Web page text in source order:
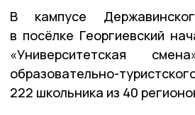
В кампусе
в посёлке Георгиевский
«Университетская
образовательно-
222 школьника из 40